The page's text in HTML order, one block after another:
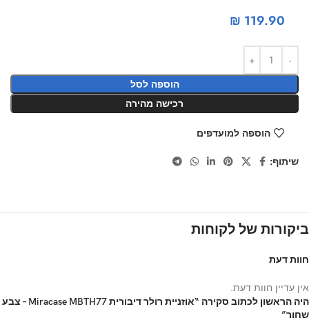
₪ 119.90
הוספה לסל
רכישה מהירה
הוספה למועדפים
שיתוף:
ביקורות של לקוחות
חוות דעת
אין עדיין חוות דעת.
היה הראשון לכתוב סקירה “אוזניית רולר דיבורית Miracase MBTH77 – צבע
שחור”